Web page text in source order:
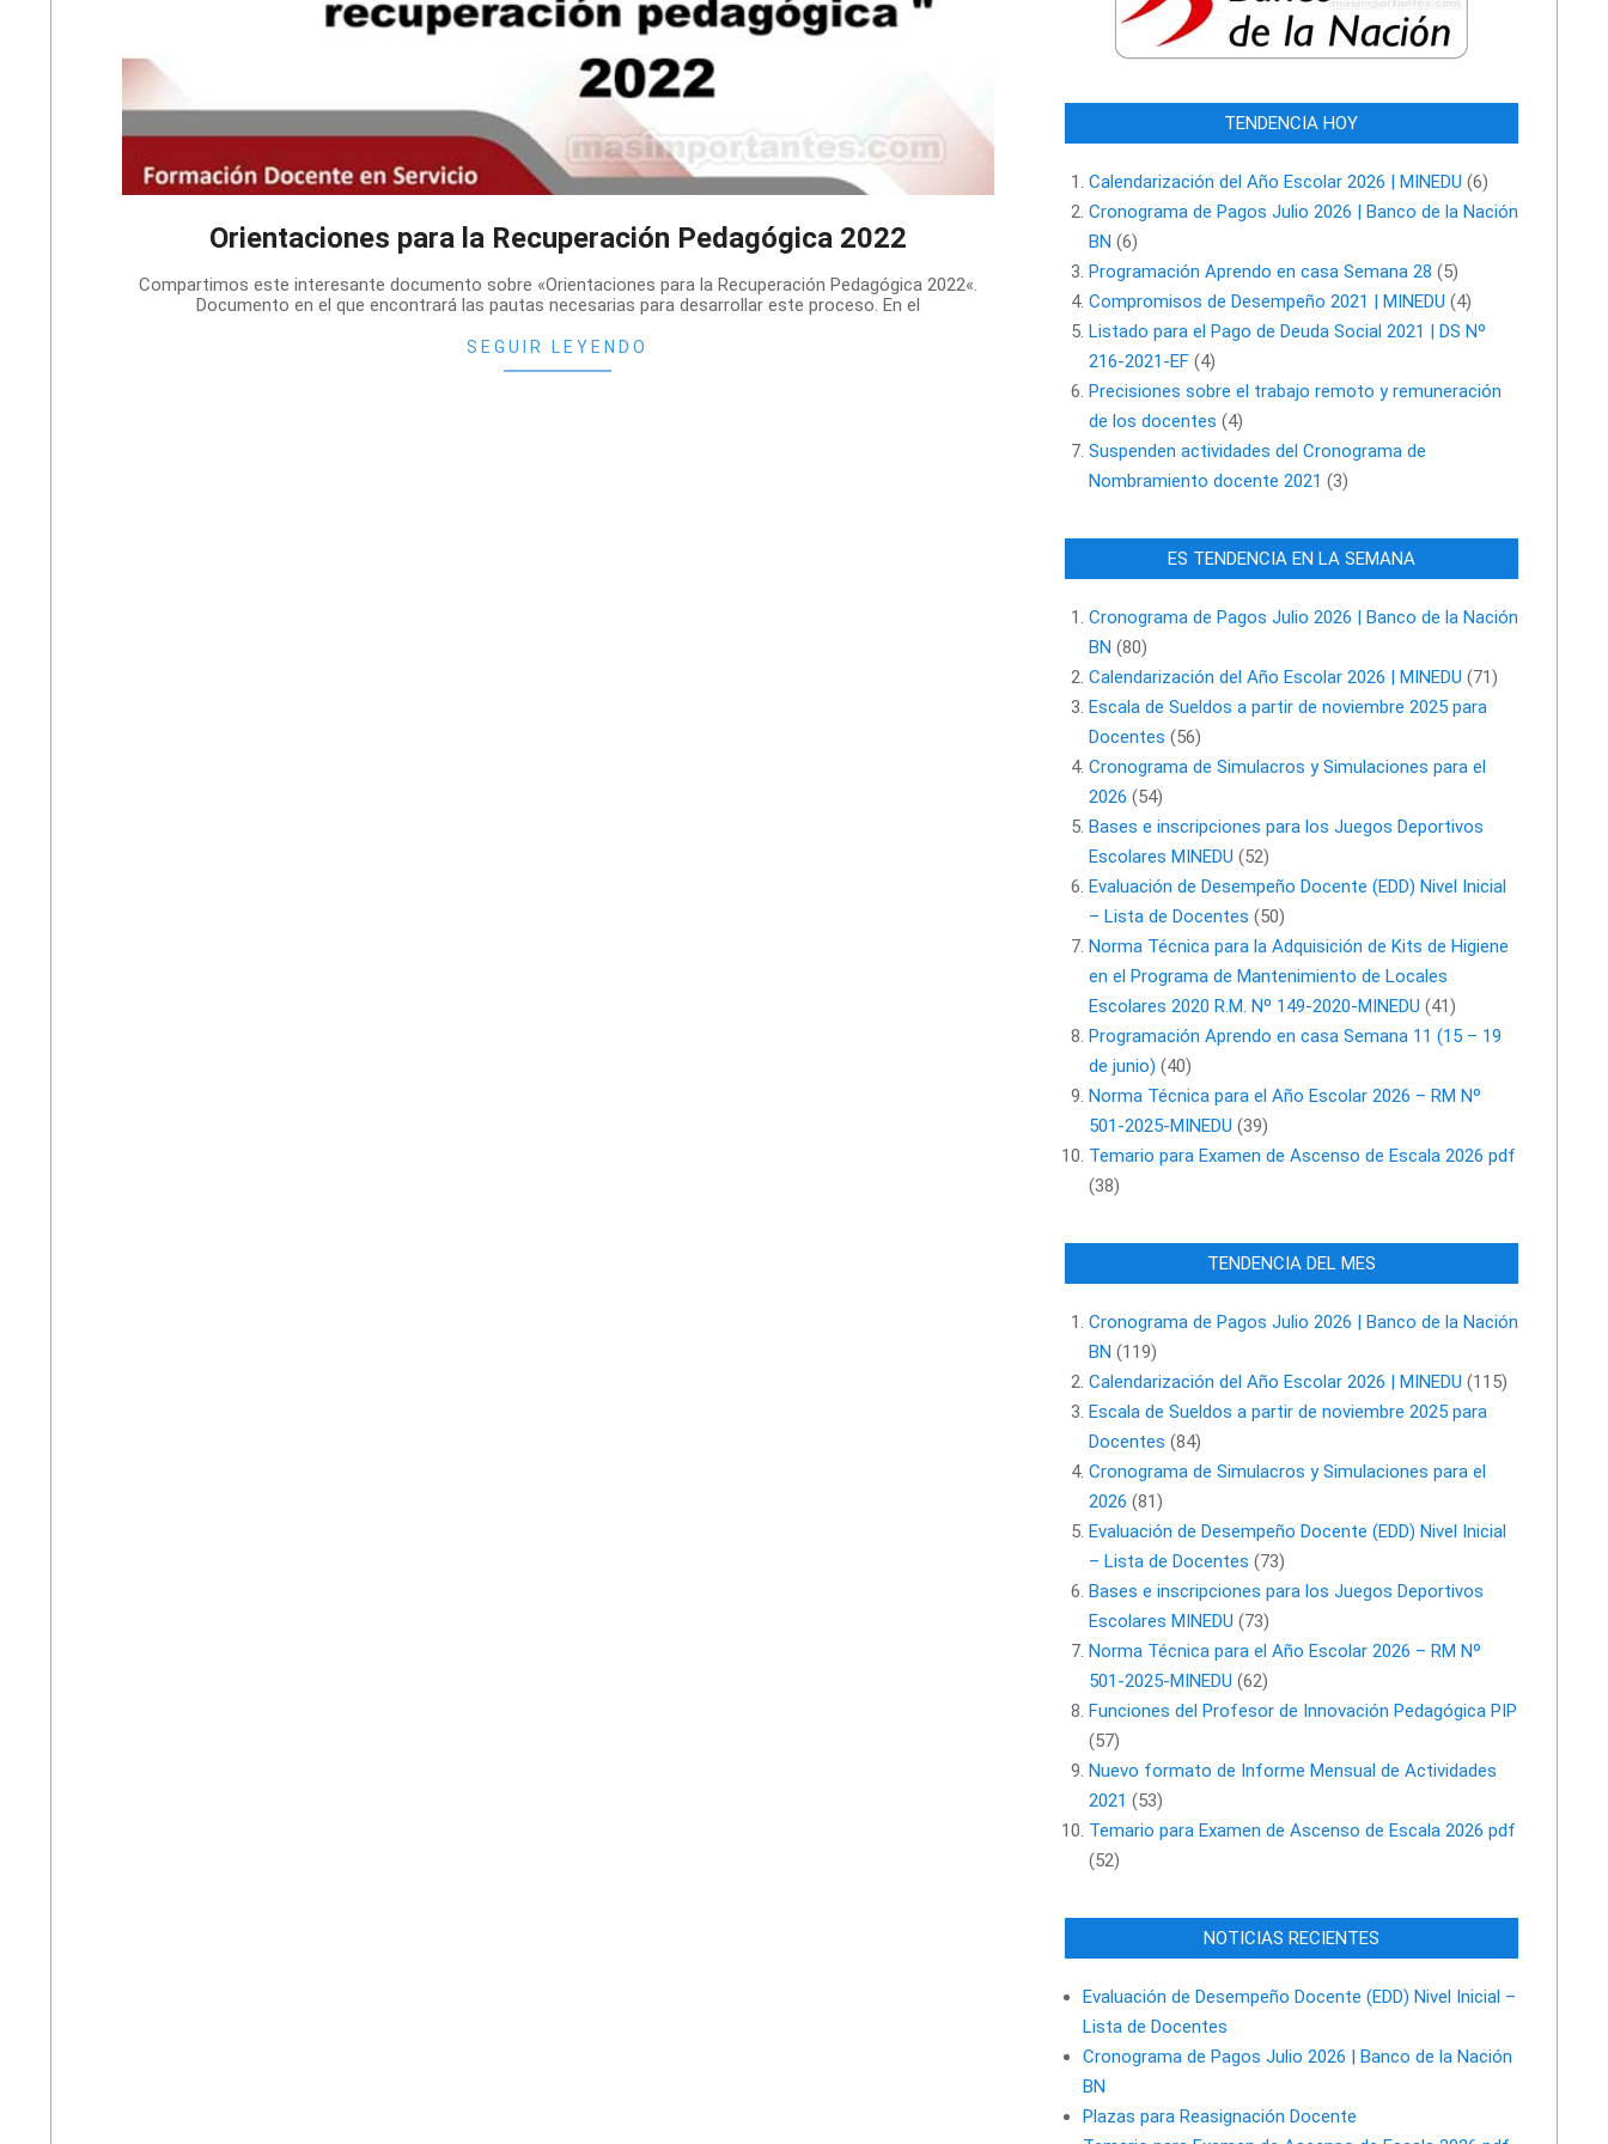
Orientaciones para la Recuperación Pedagógica 2022
Compartimos este interesante documento sobre «Orientaciones para la Recuperación Pedagógica 2022«.
Documento en el que encontrará las pautas necesarias para desarrollar este proceso. En el
SEGUIR LEYENDO
TENDENCIA HOY
Calendarización del Año Escolar 2026 | MINEDU (6)
Cronograma de Pagos Julio 2026 | Banco de la Nación
BN (6)
Programación Aprendo en casa Semana 28 (5)
Compromisos de Desempeño 2021 | MINEDU (4)
Listado para el Pago de Deuda Social 2021 | DS Nº
216-2021-EF(4)
Precisiones sobre el trabajo remoto y remuneración
de los docentes (4)
Suspenden actividades del Cronograma de
Nombramiento docente 2021 (3)
ES TENDENCIA EN LA SEMANA
Cronograma de Pagos Julio 2026 | Banco de la Nación
BN (80)
Calendarización del Año Escolar 2026 | MINEDU (71)
Escala de Sueldos a partir de noviembre 2025 para
Docentes (56)
Cronograma de Simulacros y Simulaciones para el
2026 (54)
Bases e inscripciones para los Juegos Deportivos
Escolares MINEDU (52)
Evaluación de Desempeño Docente (EDD) Nivel Inicial
– Lista de Docentes (50)
Norma Técnica para la Adquisición de Kits de Higiene
en el Programa de Mantenimiento de Locales
Escolares 2020 R.M. Nº 149-2020-MINEDU (41)
Programación Aprendo en casa Semana 11 (15 – 19
de junio) (40)
Norma Técnica para el Año Escolar 2026 – RM Nº
501-2025-MINEDU (39)
Temario para Examen de Ascenso de Escala 2026 pdf
(38)
TENDENCIA DEL MES
Cronograma de Pagos Julio 2026 | Banco de la Nación
BN (119)
Calendarización del Año Escolar 2026 | MINEDU (115)
Escala de Sueldos a partir de noviembre 2025 para
Docentes (84)
Cronograma de Simulacros y Simulaciones para el
2026 (81)
Evaluación de Desempeño Docente (EDD) Nivel Inicial
– Lista de Docentes (73)
Bases e inscripciones para los Juegos Deportivos
Escolares MINEDU (73)
Norma Técnica para el Año Escolar 2026 – RM Nº
501-2025-MINEDU (62)
Funciones del Profesor de Innovación Pedagógica PIP
(57)
Nuevo formato de Informe Mensual de Actividades
2021 (53)
Temario para Examen de Ascenso de Escala 2026 pdf
(52)
NOTICIAS RECIENTES
Evaluación de Desempeño Docente (EDD) Nivel Inicial –
Lista de Docentes
Cronograma de Pagos Julio 2026 | Banco de la Nación
BN
Plazas para Reasignación Docente